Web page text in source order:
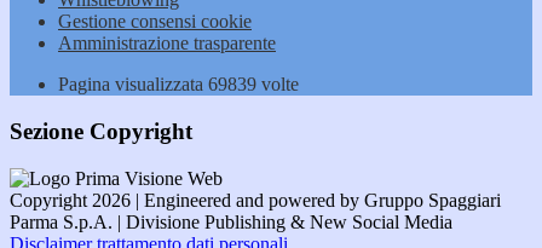
Gestione consensi cookie
Amministrazione trasparente
Pagina visualizzata 69839 volte
Sezione Copyright
Copyright 2026 | Engineered and powered by Gruppo Spaggiari
Parma S.p.A. | Divisione Publishing & New Social Media
Disclaimer trattamento dati personali